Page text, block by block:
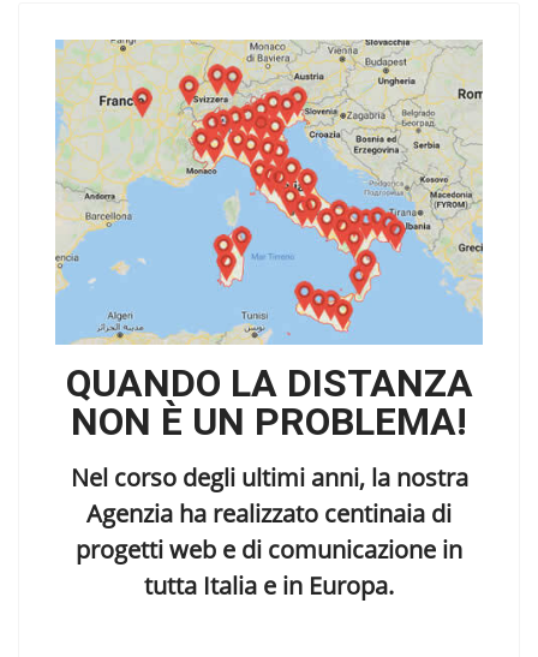
QUANDO LA DISTANZA
NON È UN PROBLEMA!
Nel corso degli ultimi anni, la nostra
Agenzia ha realizzato centinaia di
progetti web e di comunicazione in
tutta Italia e in Europa.